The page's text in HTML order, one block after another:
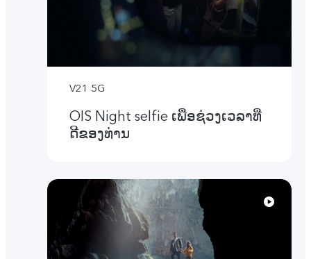
V21 5G
OIS Night selfie ເພື່ອຊ່ວງເວລາທີ່
ດີຂອງທ່ານ